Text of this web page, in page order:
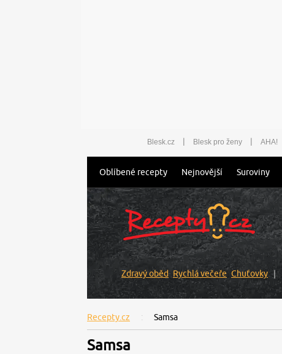
Blesk.cz | Blesk pro ženy | AHA!
Oblíbené recepty Nejnovější Suroviny
Zdravý oběd Rychlá večeře Chuťovky
Recepty.cz Samsa
Samsa